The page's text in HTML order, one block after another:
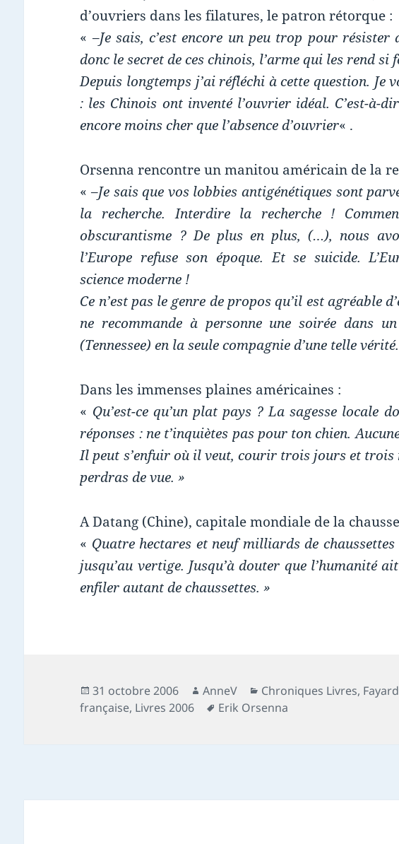
d’ouvriers dans les filatures, le patron rétorque :
« –Je sais, c’est encore un peu trop pour résister
donc le secret de ces chinois, l’arme qui les rend si
Depuis longtemps j’ai réfléchi à cette question. Je
: les Chinois ont inventé l’ouvrier idéal. C’est-à-
encore moins cher que l’absence d’ouvrier« .
Orsenna rencontre un manitou américain de la
« –Je sais que vos lobbies antigénétiques sont
la recherche. Interdire la recherche !
obscurantisme ? De plus en plus, (…), nous
l’Europe refuse son époque. Et se suicide.
science moderne !
Ce n’est pas le genre de propos qu’il est agréable
ne recommande à personne une soirée dans
(Tennessee) en la seule compagnie d’une telle
Dans les immenses plaines américaines :
« Qu’est-ce qu’un plat pays ? La sagesse locale
réponses : ne t’inquiètes pas pour ton chien.
Il peut s’enfuir où il veut, courir trois jours et trois
perdras de vue. »
A Datang (Chine), capitale mondiale de la
« Quatre hectares et neuf milliards de
jusqu’au vertige. Jusqu’à douter que l’humanité
enfiler autant de chaussettes. »
Publié
le
31 octobre 2006 Auteur
AnneV Catégories
Chroniques Livres, Fayard
française, Livres 2006
Mots-
Erik Orsenna